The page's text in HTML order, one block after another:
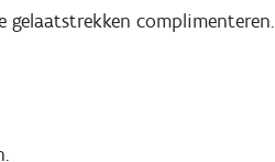
gelaatstrekken complimenteren.